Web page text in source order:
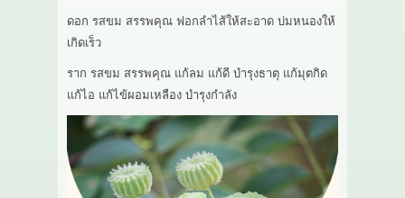
ดอก รสขม สรรพคุณ ฟอกลำไส้ให้สะอาด บ่มหนองให้
เกิดเร็ว
ราก รสขม สรรพคุณ แก้ลม แก้ดี บำรุงธาตุ แก้มุตกิด
แก้ไอ แก้ไข้ผอมเหลือง บำรุงกำลัง